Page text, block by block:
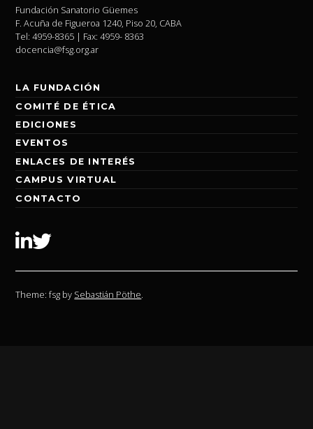
Fundación Sanatorio Güemes
F. Acuña de Figueroa 1240, Piso 20, CABA
Tel: 4959-8365 | Fax: 4959- 8363
docencia@fsg.org.ar
LA FUNDACIÓN
COMITÉ DE ÉTICA
EDICIONES
EVENTOS
ENLACES DE INTERÉS
CAMPUS VIRTUAL
CONTACTO
Linkedin
Twitter
Theme: fsg by Sebastián Pöthe.